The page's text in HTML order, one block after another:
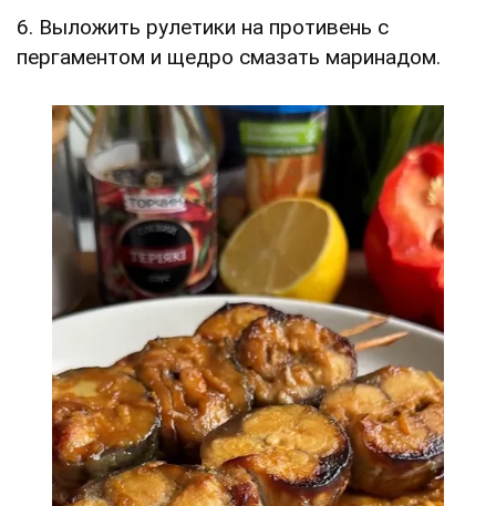
6. Выложить рулетики на противень с
пергаментом и щедро смазать маринадом.